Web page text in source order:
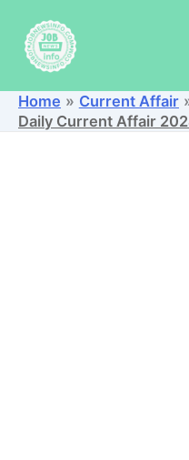
content
Home
Current Affair
Daily Current Affair